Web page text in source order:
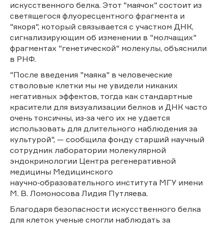
искусственного белка. Этот "маячок" состоит из
светящегося флуоресцентного фрагмента и
"якоря", который связывается с участком ДНК,
сигнализирующим об изменении в "молчащих"
фрагментах "генетической" молекулы, объяснили
в РНФ.
"После введения "маяка" в человеческие
стволовые клетки мы не увидели никаких
негативных эффектов, тогда как стандартные
красители для визуализации белков и ДНК часто
очень токсичны, из‑за чего их не удается
использовать для длительного наблюдения за
культурой", — сообщила фонду старший научный
сотрудник лаборатории молекулярной
эндокринологии Центра регенеративной
медицины Медицинского
научно‑образовательного института МГУ имени
М. В. Ломоносова Лидия Путляева.
Благодаря безопасности искусственного белка
для клеток ученые смогли наблюдать за